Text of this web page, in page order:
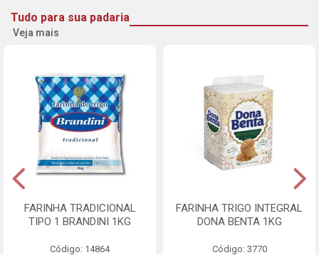
Tudo para sua padaria
Veja mais
FARINHA TRADICIONAL
TIPO 1 BRANDINI 1KG
Código: 14864
FARINHA TRIGO INTEGRAL
DONA BENTA 1KG
Código: 3770